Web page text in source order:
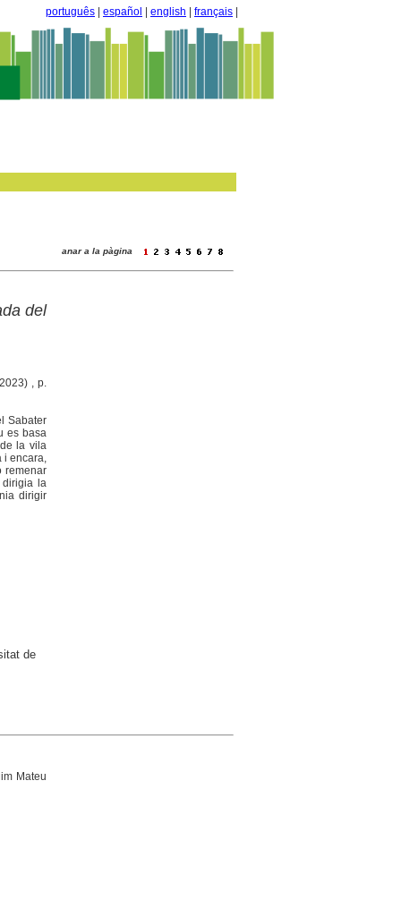
português español english français
anar a la pàgina
del
, p.
Sabater
es basa
la vila
i encara,
remenar
dirigia la
dirigir
de
Mateu